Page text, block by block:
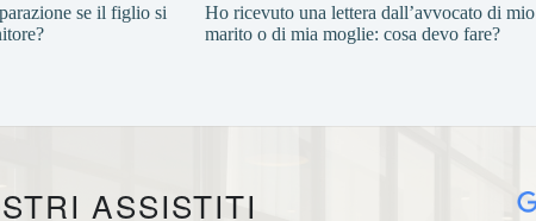
se il figlio si
Ho ricevuto una lettera dall’avvocato di mio
marito o di mia moglie: cosa devo fare?
ASSISTITI